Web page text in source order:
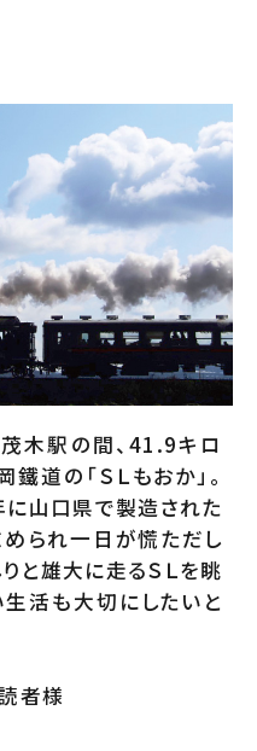
木駅の間、41.9キロ
道の「ＳＬもおか」。
山口県で製造された
められ一日が慌ただし
と雄大に走るＳＬを眺
活も大切にしたいと
者様